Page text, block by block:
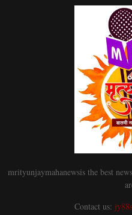
mrityunjaymahanewsis the best
Contact us: